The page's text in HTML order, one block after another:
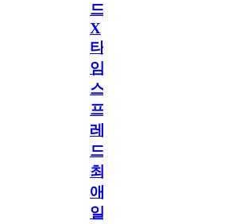
드
X
타
임
스
프
레
드]
최
애
일